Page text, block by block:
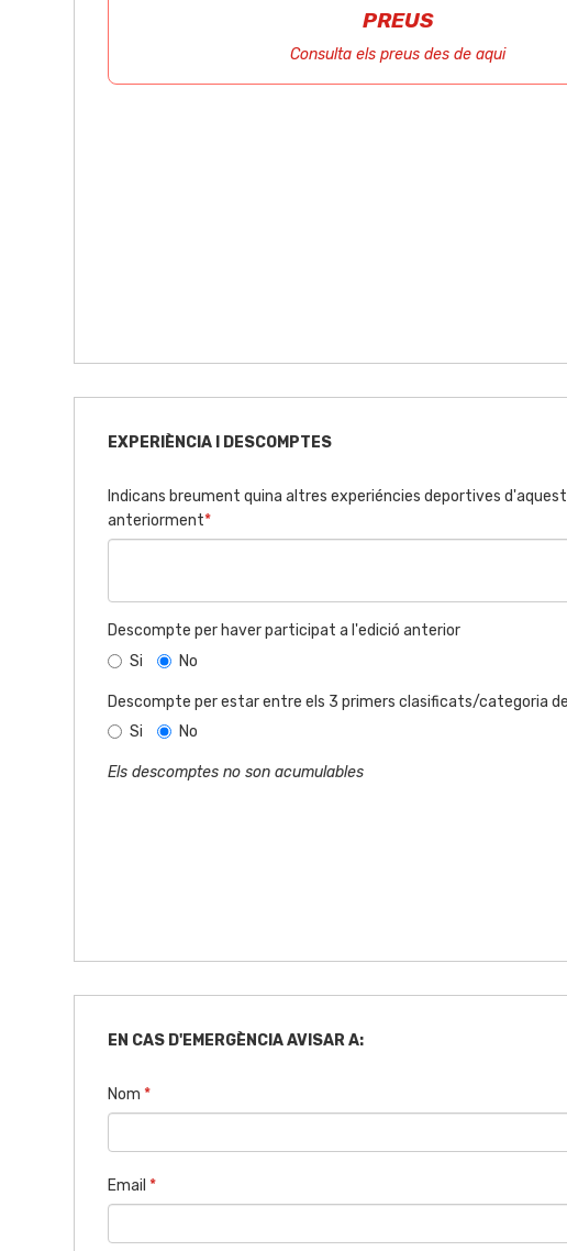
PREUS
Consulta els preus des de aqui
EXPERIÈNCIA I DESCOMPTES
Indicans breument quina altres experiéncies deportives
anteriorment*
Descompte per haver participat a l'edició anterior
Si
No
Descompte per estar entre els 3 primers clasificats/categoria
Si
No
Els descomptes no son acumulables
EN CAS D'EMERGÈNCIA AVISAR A:
Nom *
Email *